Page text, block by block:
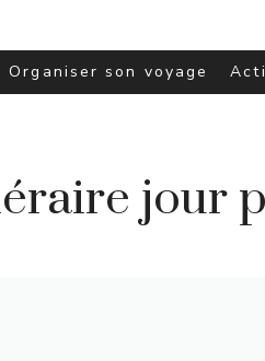
Organiser son voyage
jour